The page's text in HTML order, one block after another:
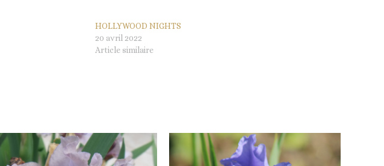
HOLLYWOOD NIGHTS
20 avril 2022
Article similaire